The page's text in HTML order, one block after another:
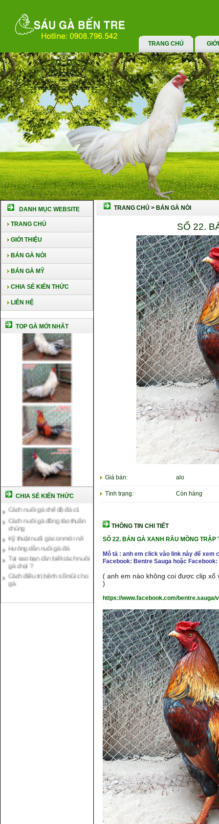
TRANG CHỦ
DANH MỤC WEBSITE
TRANG CHỦ
GIỚI THIỆU
BÁN GÀ NÒI
BÁN GÀ MỸ
CHIA SẺ KIẾN THỨC
LIÊN HỆ
TOP GÀ MỚI NHẤT
CHIA SẺ KIẾN THỨC
Cách nuôi gà chế độ đá c1
Cách nuôi gà đông tảo thuần
chủng
Kỹ thuật nuôi gà con mới nở
Hướng dẫn nuôi gà đá
Tại sao bạn cần biết cách nuôi
gà chọi ?
Cách điều trị bệnh sổ mũi cho
gà
TRANG CHỦ > BÁN GÀ NÒI
SỐ 22.
Giá bán: alo
Tình trạng: Còn hàng
THÔNG TIN CHI TIẾT
SỐ 22. BÁN GÀ XANH RÂU MỒNG TRẬP
Mô tả : anh em click vào link này để
Facebook: Bentre Sauga hoặc Facebook:
( anh em nào không coi được clip xổ
)
https://www.facebook.com/bentre.sauga/